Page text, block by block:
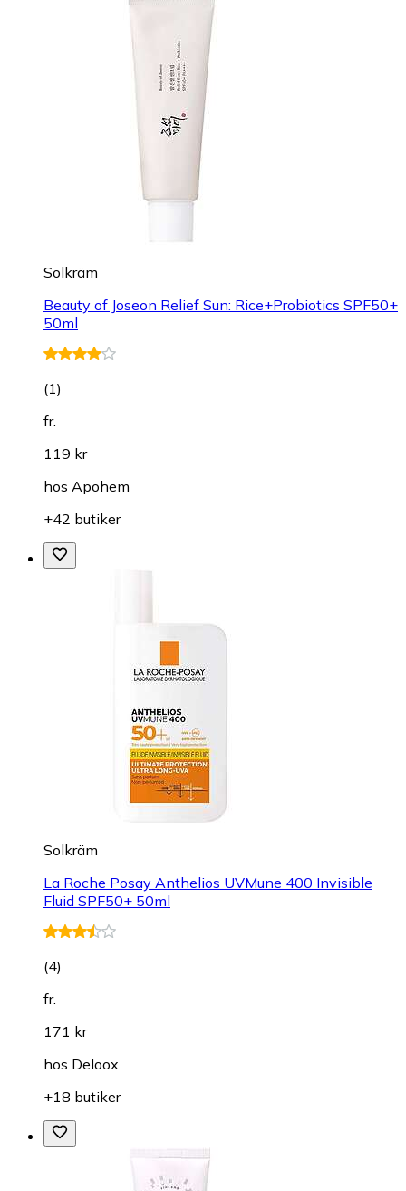
Solkräm
Beauty of Joseon Relief Sun: Rice+Probiotics SPF50+
50ml
(1)
fr.
119 kr
hos Apohem
+42 butiker
Solkräm
La Roche Posay Anthelios UVMune 400 Invisible
Fluid SPF50+ 50ml
(4)
fr.
171 kr
hos Deloox
+18 butiker